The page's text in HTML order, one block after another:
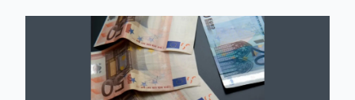
sur
Linkedin
sur
Facebook
sur
Threads
sur
Bluesky
par
email